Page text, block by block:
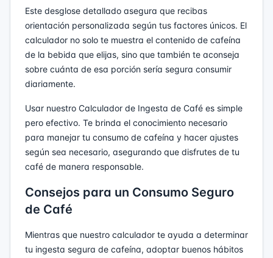
Este desglose detallado asegura que recibas
orientación personalizada según tus factores únicos. El
calculador no solo te muestra el contenido de cafeína
de la bebida que elijas, sino que también te aconseja
sobre cuánta de esa porción sería segura consumir
diariamente.
Usar nuestro Calculador de Ingesta de Café es simple
pero efectivo. Te brinda el conocimiento necesario
para manejar tu consumo de cafeína y hacer ajustes
según sea necesario, asegurando que disfrutes de tu
café de manera responsable.
Consejos para un Consumo Seguro
de Café
Mientras que nuestro calculador te ayuda a determinar
tu ingesta segura de cafeína, adoptar buenos hábitos